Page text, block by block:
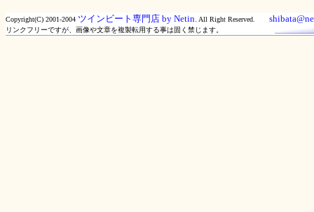
Copyright(C) 2001-2004 ツインビート専門店 by Netin. All Right Reserved.
リンクフリーですが、画像や文章を複製転用する事は固く禁じます。